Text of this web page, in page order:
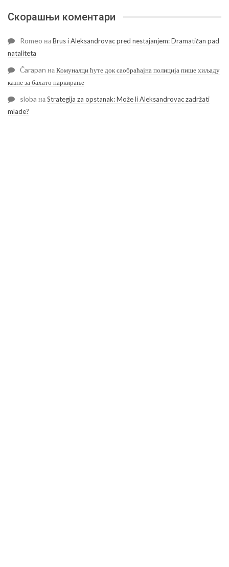
Скорашњи коментари
Romeo наBrus i Aleksandrovac pred nestajanjem: Dramatičan pad
nataliteta
Čarapan наКомуналци ћуте док саобраћајна полиција пише хиљаду
казне за бахато паркирање
sloba наStrategija za opstanak: Može li Aleksandrovac zadržati
mlade?